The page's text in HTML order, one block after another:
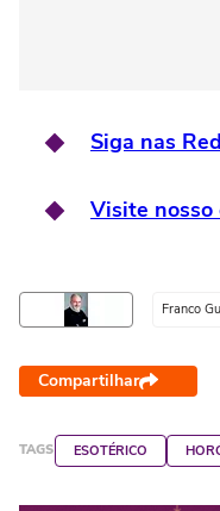
Siga nas
Visite nosso
Franco
Compartilhar
TAGS ESOTÉRICO